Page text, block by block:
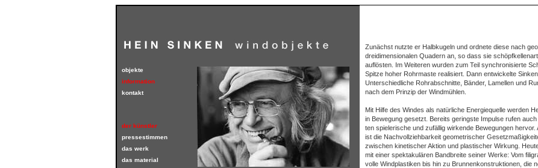
objekte
information
kontakt
der künstler
pressestimmen
das werk
das material
Zunächst nutzte er Halbkugeln und ordnete diese nach
dreidimensionalen Quadern an, so dass sie
auflösten. Im Weiteren wurden zum Teil synchronisierte
Spitze hoher Rohrmaste realisiert. Dann entwickelte
Unterschiedliche Rohrabschnitte, Bänder, Lamellen und
nach dem Prinzip der Windmühlen.
Mit Hilfe des Windes als natürliche Energiequelle werden
in Bewegung gesetzt. Bereits geringste Impulse rufen
ten spielerische und zufällig wirkende Bewegungen hervor.
ist die Nachvollziehbarkeit geometrischer
zwischen kinetischer Aktion und plastischer Wirkung.
mit einer spektakulären Bandbreite seiner Werke: Vom
volle Windplastiken bis hin zu Brunnenkonstruktionen, die